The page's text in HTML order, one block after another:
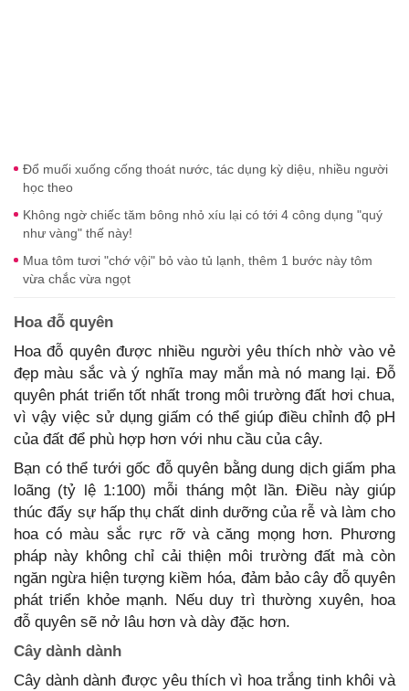
Đổ muối xuống cống thoát nước, tác dụng kỳ diệu, nhiều người
học theo
Không ngờ chiếc tăm bông nhỏ xíu lại có tới 4 công dụng "quý
như vàng" thế này!
Mua tôm tươi "chớ vội" bỏ vào tủ lạnh, thêm 1 bước này tôm
vừa chắc vừa ngọt
Hoa đỗ quyên
Hoa đỗ quyên được nhiều người yêu thích nhờ vào vẻ
đẹp màu sắc và ý nghĩa may mắn mà nó mang lại. Đỗ
quyên phát triển tốt nhất trong môi trường đất hơi chua,
vì vậy việc sử dụng giấm có thể giúp điều chỉnh độ pH
của đất để phù hợp hơn với nhu cầu của cây.
Bạn có thể tưới gốc đỗ quyên bằng dung dịch giấm pha
loãng (tỷ lệ 1:100) mỗi tháng một lần. Điều này giúp
thúc đẩy sự hấp thụ chất dinh dưỡng của rễ và làm cho
hoa có màu sắc rực rỡ và căng mọng hơn. Phương
pháp này không chỉ cải thiện môi trường đất mà còn
ngăn ngừa hiện tượng kiềm hóa, đảm bảo cây đỗ quyên
phát triển khỏe mạnh. Nếu duy trì thường xuyên, hoa
đỗ quyên sẽ nở lâu hơn và dày đặc hơn.
Cây dành dành
Cây dành dành được yêu thích vì hoa trắng tinh khôi và